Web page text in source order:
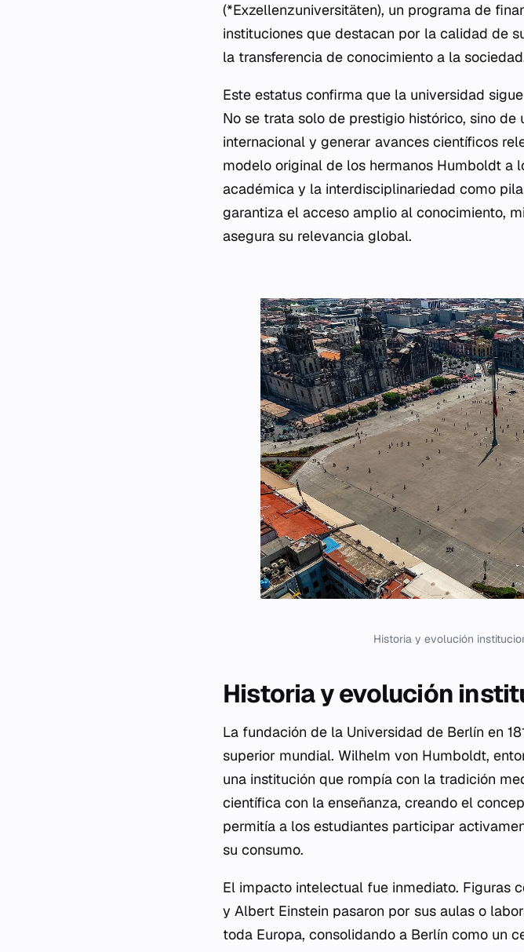
(*Exzellenzuniversitäten), un programa de
instituciones que destacan por la calidad de
la transferencia de conocimiento a la
Este estatus confirma que la universidad
No se trata solo de prestigio histórico, sino
internacional y generar avances científicos
modelo original de los hermanos Humboldt a
académica y la interdisciplinariedad como
garantiza el acceso amplio al conocimiento,
asegura su relevancia global.
Historia y evolución
Historia y evolución
La fundación de la Universidad de Berlín en
superior mundial. Wilhelm von Humboldt,
una institución que rompía con la tradición
científica con la enseñanza, creando el
permitía a los estudiantes participar
su consumo.
El impacto intelectual fue inmediato. Figuras
y Albert Einstein pasaron por sus aulas o
toda Europa, consolidando a Berlín como un